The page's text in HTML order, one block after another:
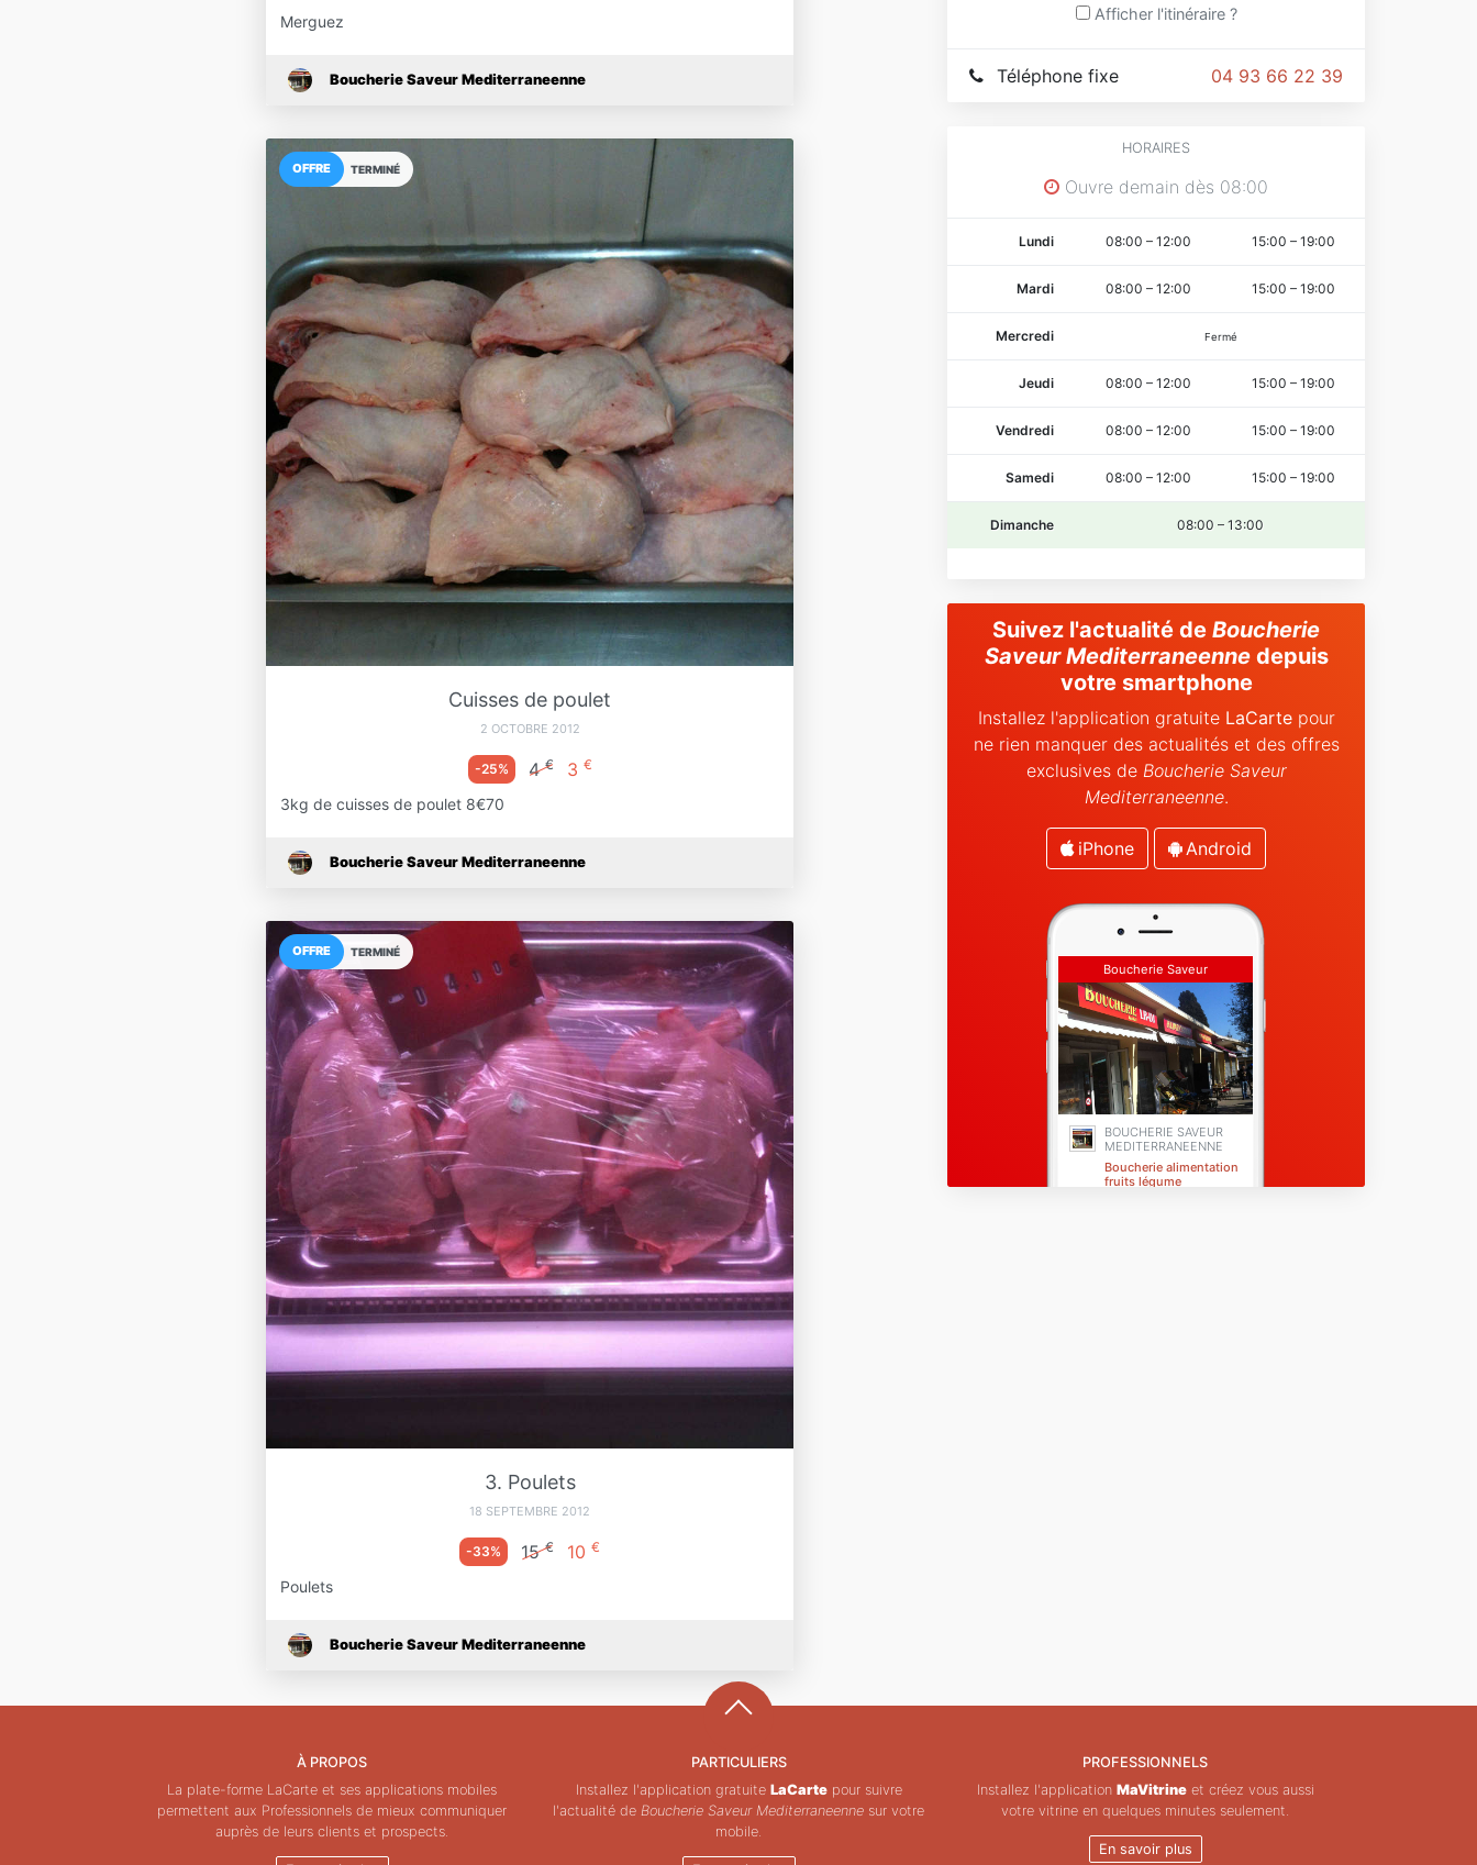
Merguez
Boucherie Saveur Mediterraneenne
TERMINÉ
OFFRE
Cuisses de poulet
2 OCTOBRE 2012
-25% 4€ 3 €
3kg de cuisses de poulet 8€70
Boucherie Saveur Mediterraneenne
TERMINÉ
OFFRE
3. Poulets
18 SEPTEMBRE 2012
-33% 15€ 10 €
Poulets
Boucherie Saveur Mediterraneenne
Afficher l'itinéraire ?
04 93 66 22 39
Téléphone fixe
HORAIRES
Ouvre demain dès 08:00
Lundi 08:00 – 12:00 15:00 – 19:00
Mardi 08:00 – 12:00 15:00 – 19:00
Mercredi Fermé
Jeudi 08:00 – 12:00 15:00 – 19:00
Vendredi 08:00 – 12:00 15:00 – 19:00
Samedi 08:00 – 12:00 15:00 – 19:00
Dimanche 08:00 – 13:00
Suivez l'actualité de Boucherie
Saveur Mediterraneennedepuis
votre smartphone
Installez l'application gratuite LaCartepour
ne rien manquer des actualités et des offres
exclusives de Boucherie Saveur
Mediterraneenne.
iPhone Android
Boucherie Saveur
Mediterraneenne
BOUCHERIE SAVEUR
MEDITERRANEENNE
Boucherie alimentation
fruits légume
À PROPOS
La plate-forme LaCarte et ses applications mobiles
permettent aux Professionnels de mieux communiquer
auprès de leurs clients et prospects.
PARTICULIERS
Installez l'application gratuite LaCartepour suivre
l'actualité de Boucherie Saveur Mediterraneenne sur votre
mobile.
PROFESSIONNELS
Installez l'application MaVitrineet créez vous aussi
votre vitrine en quelques minutes seulement.
En savoir plus